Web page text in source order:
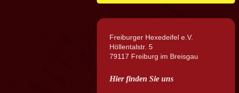
Freiburger Hexedeifel e.V.
Höllentalstr. 5
79117 Freiburg im Breisgau
Hier finden Sie uns